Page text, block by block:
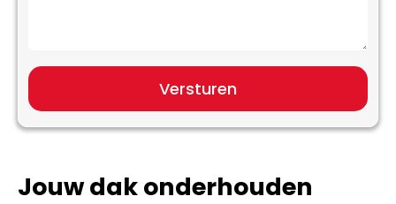
Versturen
Jouw dak onderhouden